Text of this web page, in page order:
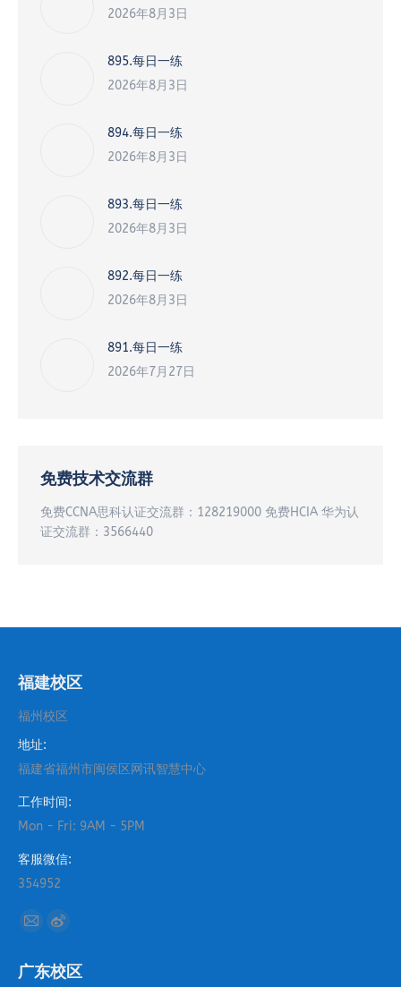
2026年8月3日
895.每日一练
2026年8月3日
894.每日一练
2026年8月3日
893.每日一练
2026年8月3日
892.每日一练
2026年8月3日
891.每日一练
2026年7月27日
免费技术交流群
免费CCNA思科认证交流群：128219000 免费HCIA 华为认
证交流群：3566440
福建校区
福州校区
地址:
福建省福州市闽侯区网讯智慧中心
工作时间:
Mon - Fri: 9AM - 5PM
客服微信:
354952
找到我们：
Mail
opens
Weibo
opens
广东校区